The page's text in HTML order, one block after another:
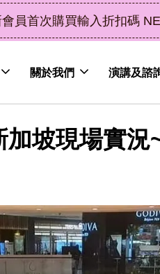
新上市｜橘皮植萃永續好
關於我們 演講及諮
坡現場實況~